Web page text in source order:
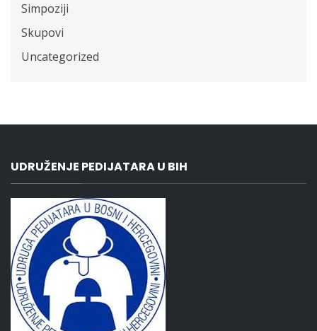
Simpoziji
Skupovi
Uncategorized
UDRUŽENJE PEDIJATARA U BIH